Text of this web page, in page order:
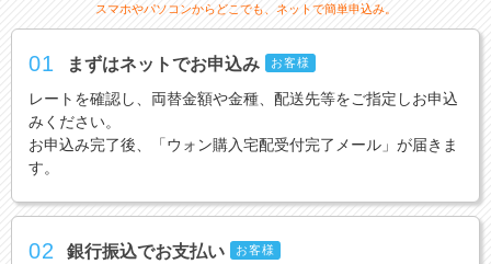
スマホやパソコンからどこでも、ネットで簡単申込み。
01 まずはネットでお申込み お客様
レートを確認し、両替金額や金種、配送先等をご指定しお申込
みください。
お申込み完了後、「ウォン購入宅配受付完了メール」が届きま
す。
02 銀行振込でお支払い お客様